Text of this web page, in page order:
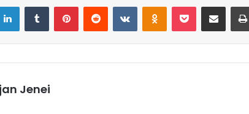
Jenei